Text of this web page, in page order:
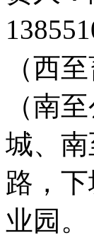
（西
（南
城、
路，
业园。